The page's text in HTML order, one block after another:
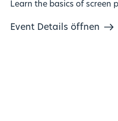
Learn the basics of screen
Event Details öffnen